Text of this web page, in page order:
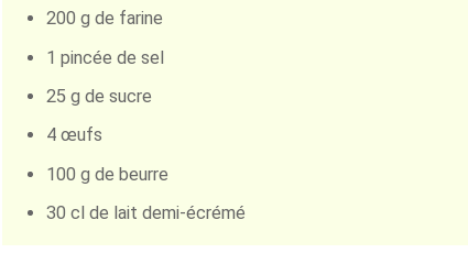
200 g de farine
1 pincée de sel
25 g de sucre
4 œufs
100 g de beurre
30 cl de lait demi-écrémé